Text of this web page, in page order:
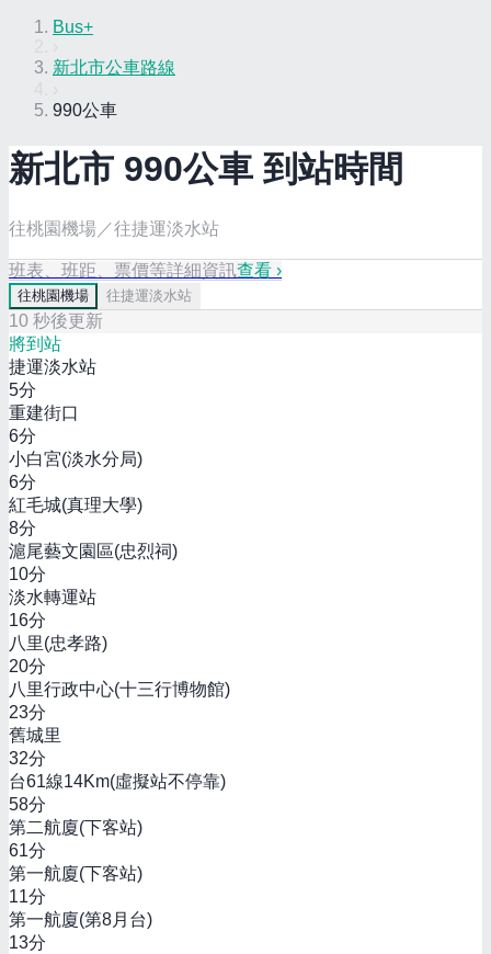
Bus+
新北市公車路線
990公車
新北市 990公車 到站時間
往桃園機場／往捷運淡水站
班表、班距、票價等詳細資訊查看 ›
往桃園機場 往捷運淡水站
10 秒後更新
將到站
捷運淡水站
5分
重建街口
6分
小白宮(淡水分局)
6分
紅毛城(真理大學)
8分
滬尾藝文園區(忠烈祠)
10分
淡水轉運站
16分
八里(忠孝路)
20分
八里行政中心(十三行博物館)
23分
舊城里
32分
台61線14Km(虛擬站不停靠)
58分
第二航廈(下客站)
61分
第一航廈(下客站)
11分
第一航廈(第8月台)
13分